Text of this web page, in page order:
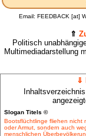
Email: FEEDBACK [at]
⇑
Politisch
Multimediadarstellung
⇓
Slogan Titels ©
Bootsflüchtlinge fliehen nicht
oder Armut, sondern auch
menschlichen